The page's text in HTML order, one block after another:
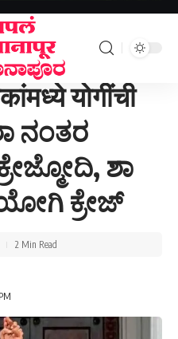
-ಮೋದಿ, ಶಾ ನಂತರ ಜನರಲ್ಲಿ ಯೋಗಿ ಕ್ರೇಜ್ಮೋದಿ, ಶಾ ನಂತರ ಜನರಲ್ಲಿ ಯೋಗಿ ಕ್ರೇಜ್
योगींची
ನಂತರ
ಶಾ
ಕ್ರೇಜ್
2 Min Read